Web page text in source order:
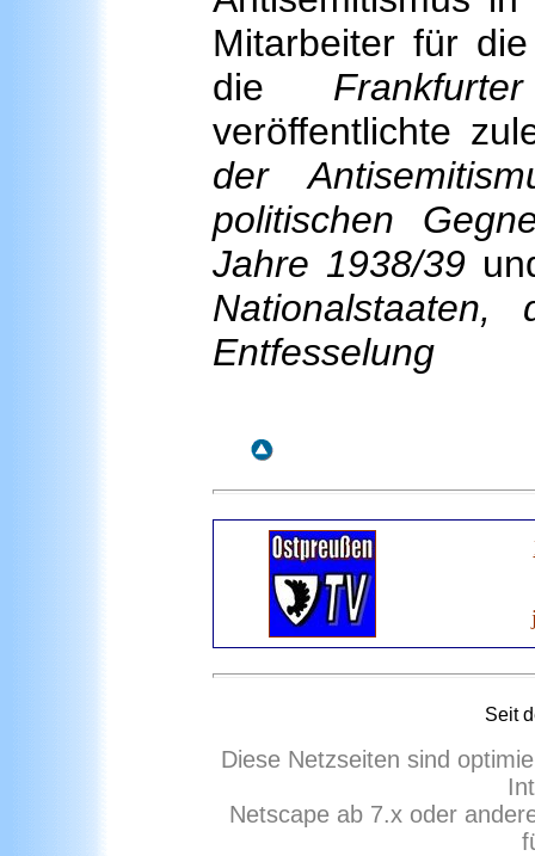
Mitarbeiter für
die
veröffentlichte
der
politischen
Jahre 1938/39
Entfesselung
Seit
Diese Netzseiten sind
Netscape ab 7.x oder